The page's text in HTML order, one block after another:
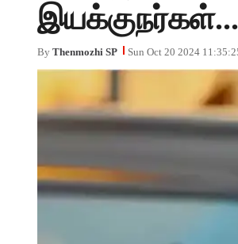
By Thenmozhi SP Sun Oct 20 2024